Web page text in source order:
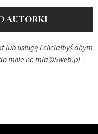
AUTORKI
usługę i chciałbyś abym
mnie na mia@5web.pl–